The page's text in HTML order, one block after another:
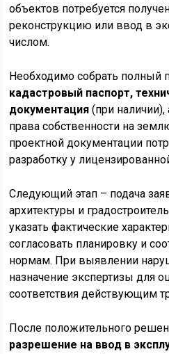
объектов потребуется
реконструкцию или ввод в
числом.
Необходимо собрать полный
кадастровый паспорт,
документация (при
права собственности на
проектной документации
разработку у
Следующий этап – подача
архитектуры и
указать фактические
согласовать планировку и
нормам. При выявлении
назначение экспертизы для
соответствия действующим
После положительного
разрешение на ввод в